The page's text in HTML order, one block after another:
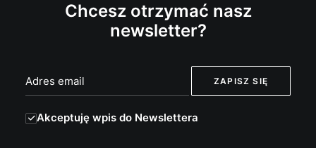
Chcesz otrzymać nasz
newsletter?
Akceptuję wpis do Newslettera